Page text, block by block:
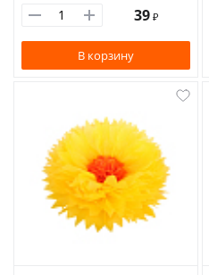
39 ₽
В корзину